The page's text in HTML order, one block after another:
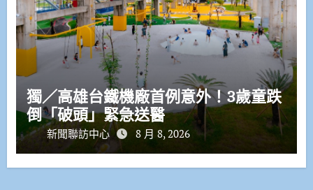
獨／高雄台鐵機廠首例意外！3歲童跌
倒「破頭」緊急送醫
新聞聯訪中心 8 月 8, 2026